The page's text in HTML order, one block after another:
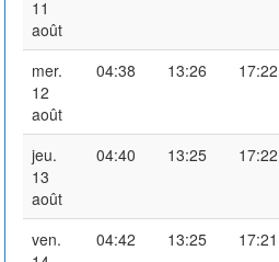
11
août
mer.
12
août
04:38 13:26 17:22
jeu.
13
août
04:40 13:25 17:22
ven.
04:42 13:25 17:21